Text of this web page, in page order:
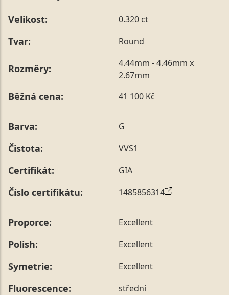
Velikost: 0.320 ct
Tvar: Round
Rozměry:
4.44mm - 4.46mm x
2.67mm
Běžná cena: 41 100 Kč
Barva: G
Čistota: VVS1
Certifikát: GIA
Číslo certifikátu: 1485856314
Proporce: Excellent
Polish: Excellent
Symetrie: Excellent
Fluorescence: střední